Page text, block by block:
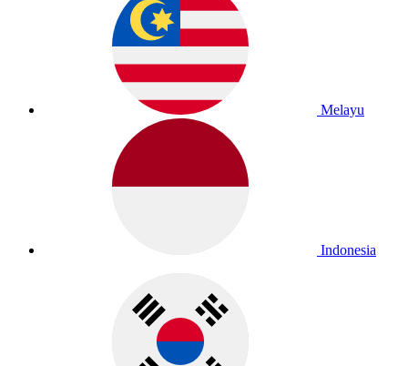
Melayu
Indonesia